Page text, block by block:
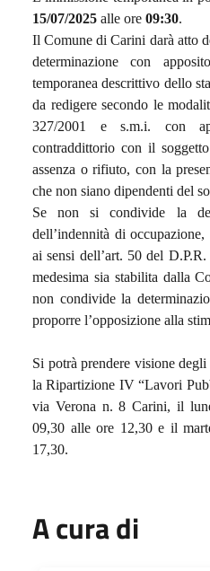
15/07/2025 alle ore 09:30.
Il Comune di Carini darà atto
determinazione con
temporanea descrittivo dello
da redigere secondo le
327/2001 e s.m.i. con
contraddittorio con il
assenza o rifiuto, con la
che non siano dipendenti del
Se non si condivide la
dell’indennità di
ai sensi dell’art. 50 del
medesima sia stabilita dalla
non condivide la
proporre l’opposizione alla
Si potrà prendere visione
la Ripartizione IV “Lavori
via Verona n. 8 Carini, il
09,30 alle ore 12,30 e il
17,30.
A cura di